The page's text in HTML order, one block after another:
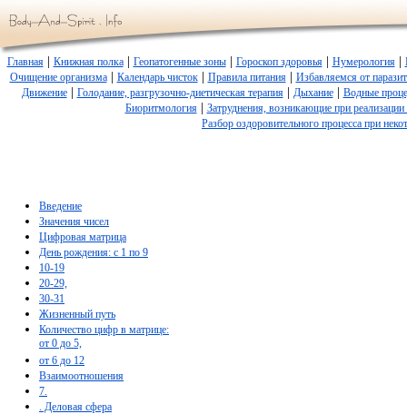
Главная| Книжная полка| Геопатогенные зоны| Гороскоп здоровья| Нумерология|
Очищение организма| Календарь чисток| Правила питания| Избавляемся от
Движение| Голодание, разгрузочно-диетическая терапия| Дыхание| Водные
Биоритмология| Затруднения, возникающие при
Разбор оздоровительного процесса при
Введение
Значения чисел
Цифровая матрица
День рождения: с 1 по 9
10-19
20-29,
30-31
Жизненный путь
Количество цифр в матрице:
от 0 до 5,
от 6 до 12
Взаимоотношения
7.
. Деловая сфера